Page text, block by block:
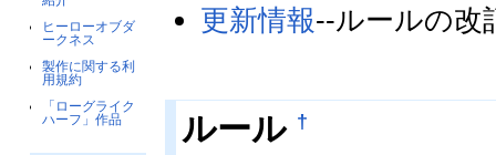
ヒーローオブダ
ークネス
製作に関する利
用規約
「ローグライク
ハーフ」作品
更新情報--ルールの改
ルール †